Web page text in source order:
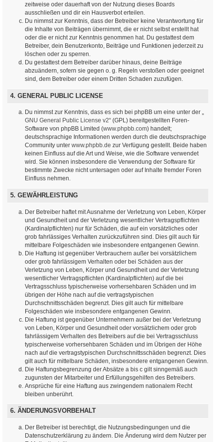
zeitweise oder dauerhaft von der Nutzung dieses Boards
ausschließen und dir ein Hausverbot erteilen.
Du nimmst zur Kenntnis, dass der Betreiber keine Verantwortung für
die Inhalte von Beiträgen übernimmt, die er nicht selbst erstellt hat
oder die er nicht zur Kenntnis genommen hat. Du gestattest dem
Betreiber, dein Benutzerkonto, Beiträge und Funktionen jederzeit zu
löschen oder zu sperren.
Du gestattest dem Betreiber darüber hinaus, deine Beiträge
abzuändern, sofern sie gegen o. g. Regeln verstoßen oder geeignet
sind, dem Betreiber oder einem Dritten Schaden zuzufügen.
4. GENERAL PUBLIC LICENSE
Du nimmst zur Kenntnis, dass es sich bei phpBB um eine unter der „
GNU General Public License v2“ (GPL) bereitgestellten Foren-
Software von phpBB Limited (www.phpbb.com) handelt;
deutschsprachige Informationen werden durch die deutschsprachige
Community unter www.phpbb.de zur Verfügung gestellt. Beide haben
keinen Einfluss auf die Art und Weise, wie die Software verwendet
wird. Sie können insbesondere die Verwendung der Software für
bestimmte Zwecke nicht untersagen oder auf Inhalte fremder Foren
Einfluss nehmen.
5. GEWÄHRLEISTUNG
Der Betreiber haftet mit Ausnahme der Verletzung von Leben, Körper
und Gesundheit und der Verletzung wesentlicher Vertragspflichten
(Kardinalpflichten) nur für Schäden, die auf ein vorsätzliches oder
grob fahrlässiges Verhalten zurückzuführen sind. Dies gilt auch für
mittelbare Folgeschäden wie insbesondere entgangenen Gewinn.
Die Haftung ist gegenüber Verbrauchern außer bei vorsätzlichem
oder grob fahrlässigem Verhalten oder bei Schäden aus der
Verletzung von Leben, Körper und Gesundheit und der Verletzung
wesentlicher Vertragspflichten (Kardinalpflichten) auf die bei
Vertragsschluss typischerweise vorhersehbaren Schäden und im
übrigen der Höhe nach auf die vertragstypischen
Durchschnittsschäden begrenzt. Dies gilt auch für mittelbare
Folgeschäden wie insbesondere entgangenen Gewinn.
Die Haftung ist gegenüber Unternehmern außer bei der Verletzung
von Leben, Körper und Gesundheit oder vorsätzlichem oder grob
fahrlässigem Verhalten des Betreibers auf die bei Vertragsschluss
typischerweise vorhersehbaren Schäden und im Übrigen der Höhe
nach auf die vertragstypischen Durchschnittsschäden begrenzt. Dies
gilt auch für mittelbare Schäden, insbesondere entgangenen Gewinn.
Die Haftungsbegrenzung der Absätze a bis c gilt sinngemäß auch
zugunsten der Mitarbeiter und Erfüllungsgehilfen des Betreibers.
Ansprüche für eine Haftung aus zwingendem nationalem Recht
bleiben unberührt.
6. ÄNDERUNGSVORBEHALT
Der Betreiber ist berechtigt, die Nutzungsbedingungen und die
Datenschutzerklärung zu ändern. Die Änderung wird dem Nutzer per